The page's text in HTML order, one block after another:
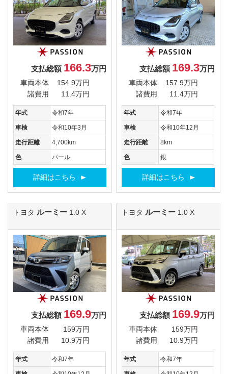
支払総額 166.3万円
車両本体
154.9万円
諸費用
11.4万円
年式 令和7年
車検 令和10年3月
走行距離 4,700km
色 パール
詳細はこちら
支払総額 169.3万円
車両本体
157.9万円
諸費用
11.4万円
年式 令和7年
車検 令和10年12月
走行距離 8km
色 銀
詳細はこちら
トヨタ ルーミー 1.0 X
支払総額 169.9万円
車両本体
159万円
諸費用
10.9万円
年式 令和7年
トヨタ ルーミー 1.0 X
支払総額 169.9万円
車両本体
159万円
諸費用
10.9万円
年式 令和7年